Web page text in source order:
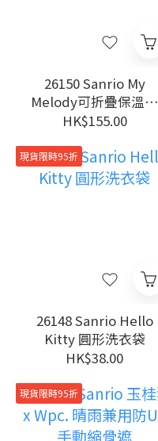
26150 Sanrio My
Melody可折疊保溫購
物袋 #JP-699279
HK$155.00
現貨限時95折
26148 Sanrio Hello
Kitty 圓形洗衣袋
HK$38.00
現貨限時95折